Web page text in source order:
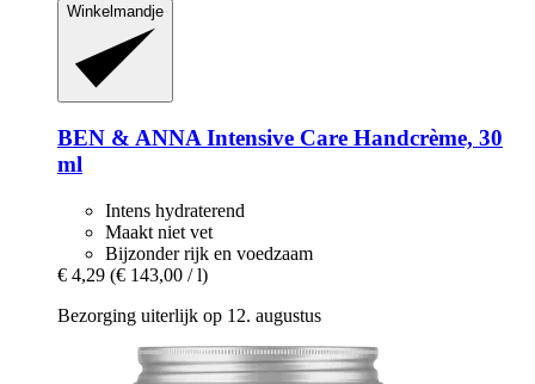
Winkelmandje
BEN & ANNA Intensive Care Handcrème, 30
ml
Intens hydraterend
Maakt niet vet
Bijzonder rijk en voedzaam
€ 4,29 (€ 143,00 / l)
Bezorging uiterlijk op 12. augustus